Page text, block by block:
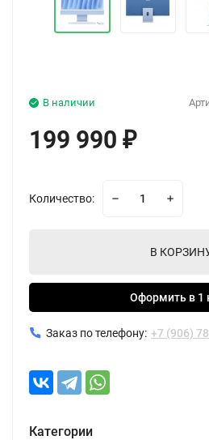
В наличии
199 990 ₽
Количество:
В
Оформить в 1
Заказ по телефону: +7 (906)
Категории